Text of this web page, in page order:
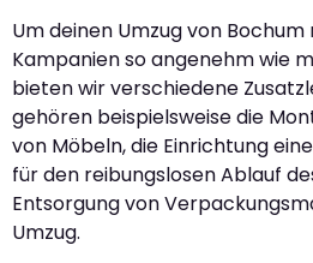
Um deinen Umzug von Bochum
Kampanien so angenehm wie
bieten wir verschiedene
gehören beispielsweise die
von Möbeln, die Einrichtung
für den reibungslosen Ablauf
Entsorgung von
Umzug.